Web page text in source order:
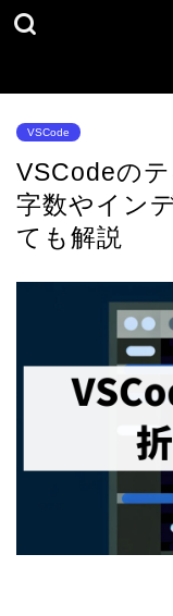
VSCode
VSCodeの
字数やイン
ても解説